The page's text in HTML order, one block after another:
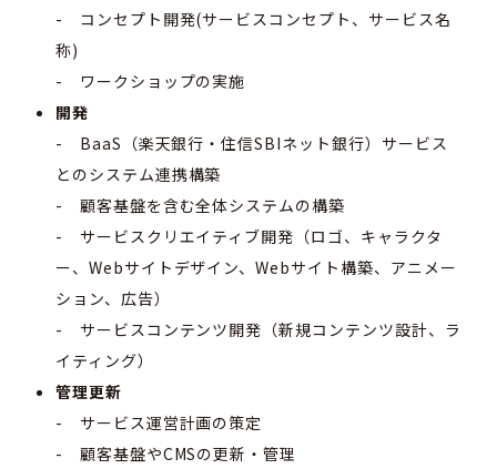
- コンセプト開発(サービスコンセプト、サービス名
称)
- ワークショップの実施
開発
- BaaS（楽天銀行・住信SBIネット銀行）サービス
とのシステム連携構築
- 顧客基盤を含む全体システムの構築
- サービスクリエイティブ開発（ロゴ、キャラクタ
ー、Webサイトデザイン、Webサイト構築、アニメー
ション、広告）
- サービスコンテンツ開発（新規コンテンツ設計、ラ
イティング）
管理更新
- サービス運営計画の策定
- 顧客基盤やCMSの更新・管理